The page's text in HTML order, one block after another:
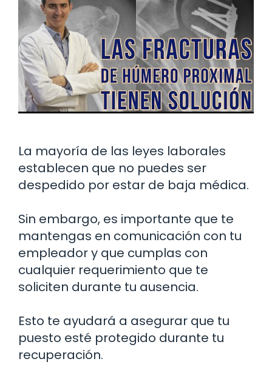
La mayoría de las leyes laborales
establecen que no puedes ser
despedido por estar de baja médica.
Sin embargo, es importante que te
mantengas en comunicación con tu
empleador y que cumplas con
cualquier requerimiento que te
soliciten durante tu ausencia.
Esto te ayudará a asegurar que tu
puesto esté protegido durante tu
recuperación.